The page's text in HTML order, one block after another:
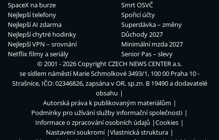
SpaceX na burze
Nejlepší telefony
Nejlepší AI zdarma
Nejlepší chytré hodinky
Nejlepší VPN – srovnání
Netflix filmy a seriály
Smrt OSVČ
Spořicí účty
Superdávka – změny
Důchody 2027
Minimální mzda 2027
Senior Pas – slevy
© 2001 - 2026 CopyrightCZECH NEWS CENTER a.s.
se sídlem náměstí Marie Schmolkové 3493/1, 100 00 Praha 10 -
Strašnice, IČO: 02346826, zapsána v OR, sp.zn. B 19490 a dodavatelé
obsahu
Autorská práva k publikovaným materiálům
Podmínky pro užívání služby informační společnosti
Informace o zpracování osobních údajů
Cookies
Nastavení soukromí
Vlastnická struktura